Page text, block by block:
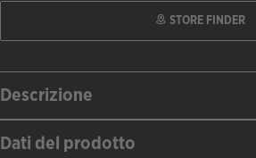
STORE FINDER
Descrizione
Dati del prodotto